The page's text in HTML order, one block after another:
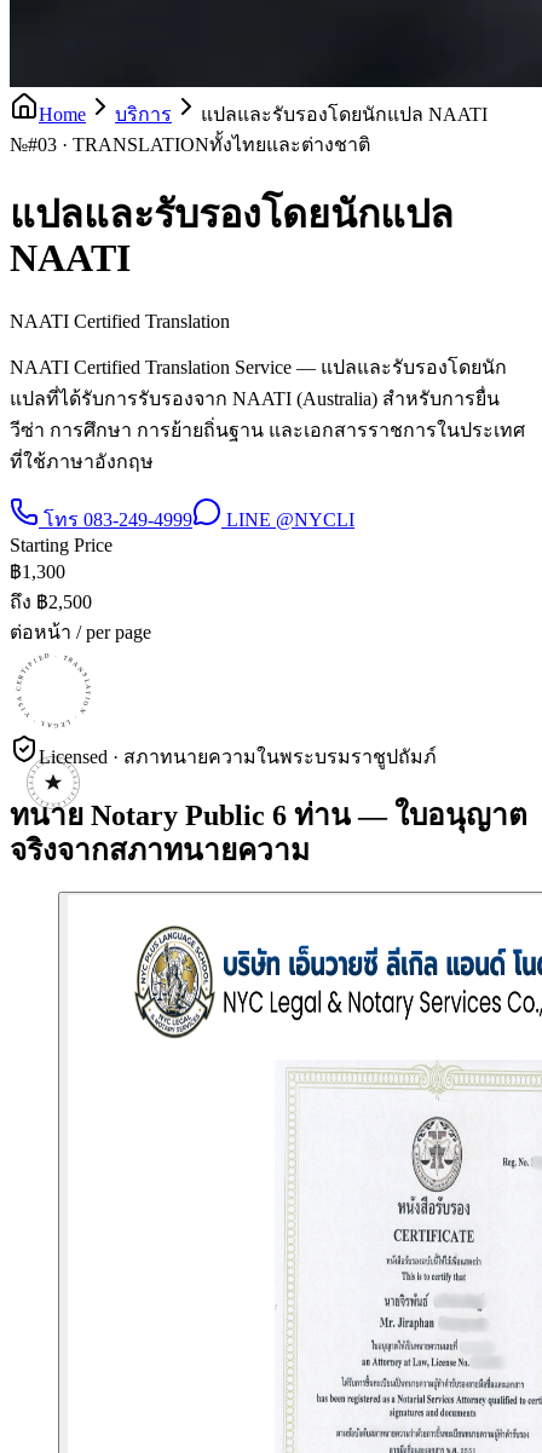
Home บริการ
แปลและรับรองโดยนักแปล NAATI
№#03 · TRANSLATIONทั้งไทยและต่างชาติ
แปลและรับรองโดยนักแปล
NAATI
NAATI Certified Translation
NAATI Certified Translation Service — แปลและรับรองโดยนัก
แปลที่ได้รับการรับรองจาก NAATI (Australia) สำหรับการยื่น
วีซ่า การศึกษา การย้ายถิ่นฐาน และเอกสารราชการในประเทศ
ที่ใช้ภาษาอังกฤษ
โทร 083-249-4999 LINE @NYCLI
Starting Price
฿1,300
ถึง ฿2,500
ต่อหน้า / per page
CERTIFIED · TRANSLATION · LEGAL · VISA · CERTIFIED · TRANSLATION · LEGAL · VISA · CERTIFIED · TRANSLATION · LEGAL · VISA ·
Licensed · สภาทนายความในพระบรมราชูปถัมภ์
ทนาย Notary Public 6 ท่าน — ใบอนุญาต
จริงจากสภาทนายความ